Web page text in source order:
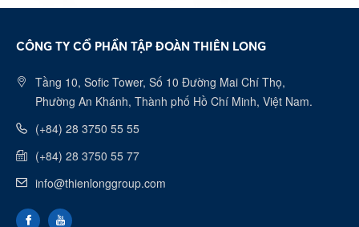
CÔNG TY CỔ PHẦN TẬP ĐOÀN THIÊN LONG
Tầng 10, Sofic Tower, Số 10 Đường Mai Chí Thọ,
Phường An Khánh, Thành phố Hồ Chí Minh, Việt Nam.
(+84) 28 3750 55 55
(+84) 28 3750 55 77
info@thienlonggroup.com